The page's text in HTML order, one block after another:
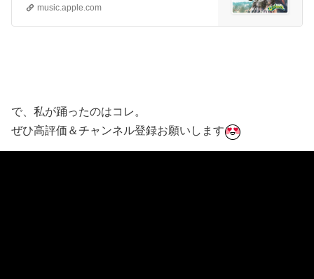
music.apple.com
で、私が踊ったのはコレ。
ぜひ高評価＆チャンネル登録お願いします